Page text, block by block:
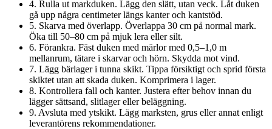
4. Rulla ut markduken. Lägg den slätt, utan veck. Låt duken
gå upp några centimeter längs kanter och kantstöd.
5. Skarva med överlapp. Överlappa 30 cm på normal mark.
Öka till 50–80 cm på mjuk lera eller silt.
6. Förankra. Fäst duken med märlor med 0,5–1,0 m
mellanrum, tätare i skarvar och hörn. Skydda mot vind.
7. Lägg bärlager i tunna skikt. Tippa försiktigt och sprid första
skiktet utan att skada duken. Komprimera i lager.
8. Kontrollera fall och kanter. Justera efter behov innan du
lägger sättsand, slitlager eller beläggning.
9. Avsluta med ytskikt. Lägg marksten, grus eller annat enligt
leverantörens rekommendationer.